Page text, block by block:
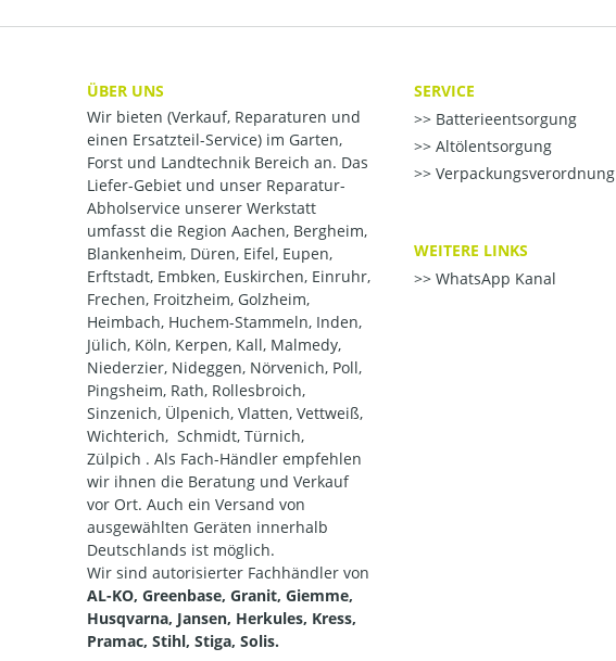
ÜBER UNS
Wir bieten (Verkauf, Reparaturen und
einen Ersatzteil-Service) im Garten,
Forst und Landtechnik Bereich an. Das
Liefer-Gebiet und unser Reparatur-
Abholservice unserer Werkstatt
umfasst die Region Aachen, Bergheim,
Blankenheim, Düren, Eifel, Eupen,
Erftstadt, Embken, Euskirchen, Einruhr,
Frechen, Froitzheim, Golzheim,
Heimbach, Huchem-Stammeln, Inden,
Jülich, Köln, Kerpen, Kall, Malmedy,
Niederzier, Nideggen, Nörvenich, Poll,
Pingsheim, Rath, Rollesbroich,
Sinzenich, Ülpenich, Vlatten, Vettweiß,
Wichterich, Schmidt, Türnich,
Zülpich . Als Fach-Händler empfehlen
wir ihnen die Beratung und Verkauf
vor Ort. Auch ein Versand von
ausgewählten Geräten innerhalb
Deutschlands ist möglich.
Wir sind autorisierter Fachhändler von
AL-KO, Greenbase, Granit, Giemme,
Husqvarna, Jansen, Herkules, Kress,
Pramac, Stihl, Stiga, Solis.
SERVICE
Batterieentsorgung
Altölentsorgung
Verpackungsverordnung
WEITERE LINKS
WhatsApp Kanal